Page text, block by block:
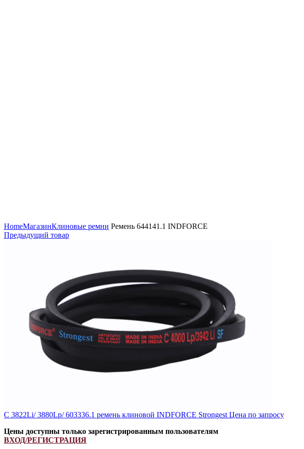
HomeМагазинКлиновые ремни Ремень 644141.1 INDFORCE
Предыдущий товар
C 3822Li/ 3880Lp/ 603336.1 ремень клиновой INDFORCE Strongest Цена по запросу
Цены доступны только зарегистрированным пользователям
ВХОД/РЕГИСТРАЦИЯ